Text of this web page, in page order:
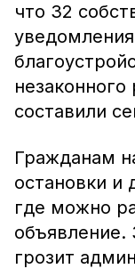
что 32
составили
Гражданам
остановки и
где можно
объявление.
грозит